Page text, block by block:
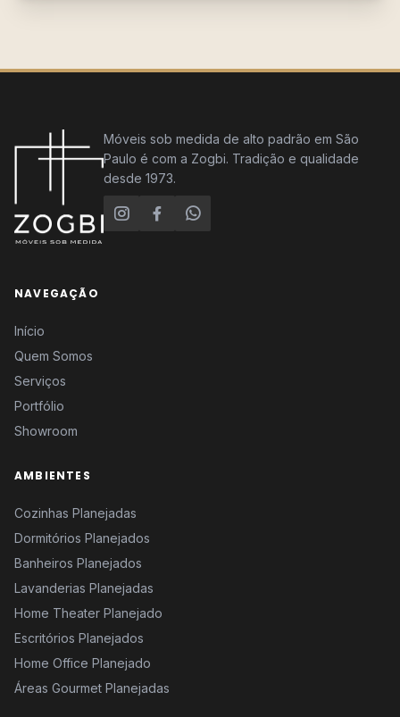
Móveis sob medida de alto padrão em São
Paulo é com a Zogbi. Tradição e qualidade
desde 1973.
NAVEGAÇÃO
Início
Quem Somos
Serviços
Portfólio
Showroom
AMBIENTES
Cozinhas Planejadas
Dormitórios Planejados
Banheiros Planejados
Lavanderias Planejadas
Home Theater Planejado
Escritórios Planejados
Home Office Planejado
Áreas Gourmet Planejadas